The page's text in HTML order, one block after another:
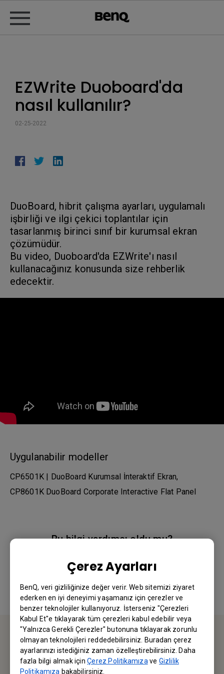
Çerez Ayarları
BenQ, veri gizliliğinize değer verir. Web sitemizi ziyaret
ederken en iyi deneyimi yaşamanız için çerezler ve
benzer teknolojiler kullanıyoruz. İsterseniz "Çerezleri
Kabul Et"e tıklayarak tüm çerezleri kabul edebilir veya
"Yalnızca Gerekli Çerezler" butonuna tıklayarak zorunlu
olmayan teknolojileri reddedebilirsiniz. Buradan çerez
ayarlarınızı istediğiniz zaman özelleştirebilirsiniz. Daha
fazla bilgi almak içinÇerez Politikamıza veGizlilik
Politikamıza bakabilirsiniz.
EZWrite Duoboard'da
nasıl kullanılır?
02-25-2022
DuoBoard, hibrit çalışma ayarları, uygulamalı
işbirliği ve ilgi çekici toplantılar için
tasarlanmış birinci sınıf bir kurumsal ekran
çözümüdür.
Bu video, Duoboard'da EZWrite'ı nasıl
kullanacağınız konusunda size rehberlik
edecektir.
Uygulanabilir modeller
CP6501K | DuoBoard Kurumsal İnteraktif Ekran,
CP8601K DuoBoard Corporate Interactive Flat Panel
Bu bilgi yardımcı oldu mu?
Evet Hayır
BİZE ULAŞIN